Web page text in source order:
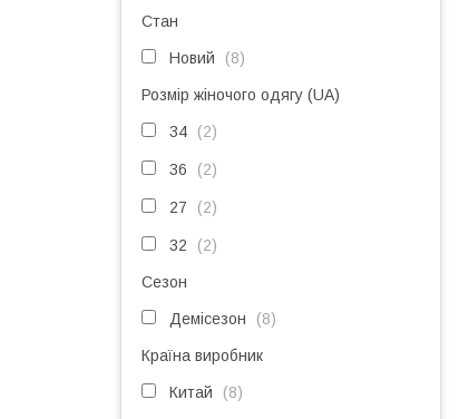
Стан
Новий 8
Розмір жіночого одягу (UA)
34 2
36 2
27 2
32 2
Сезон
Демісезон 8
Країна виробник
Китай 8